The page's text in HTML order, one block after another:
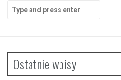
Search
for:
Ostatnie wpisy